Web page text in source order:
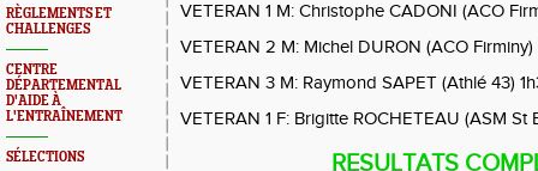
RÈGLEMENTS ET
CHALLENGES
CENTRE
DÉPARTEMENTAL
D'AIDE À
L'ENTRAÎNEMENT
SÉLECTIONS
VETERAN 1 M: Christophe CADONI (ACO
VETERAN 2 M: Michel DURON (ACO
VETERAN 3 M: Raymond SAPET (Athlé 43)
VETERAN 1 F: Brigitte ROCHETEAU (ASM St
RESULTATS